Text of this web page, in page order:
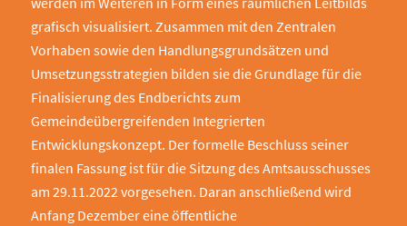
grafisch visualisiert. Zusammen mit den Zentralen
Vorhaben sowie den Handlungsgrundsätzen und
Umsetzungsstrategien bilden sie die Grundlage für die
Finalisierung des Endberichts zum
Gemeindeübergreifenden Integrierten
Entwicklungskonzept. Der formelle Beschluss seiner
finalen Fassung ist für die Sitzung des Amtsausschusses
am 29.11.2022 vorgesehen. Daran anschließend wird
Anfang Dezember eine öffentliche